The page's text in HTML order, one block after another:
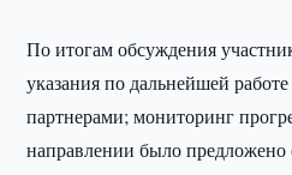
По итогам обсуждения
указания по дальнейшей
партнерами; мониторинг
направлении было предложено